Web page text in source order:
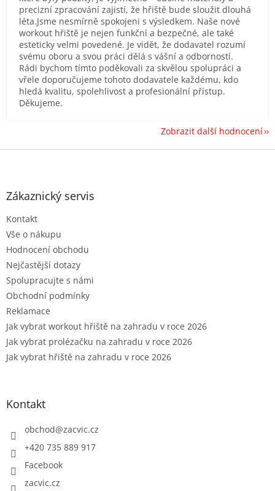
precizní zpracování zajistí, že hřiště bude sloužit dlouhá
léta.Jsme nesmírně spokojeni s výsledkem. Naše nové
workout hřiště je nejen funkční a bezpečné, ale také
esteticky velmi povedené. Je vidět, že dodavatel rozumí
svému oboru a svou práci dělá s vášní a odborností.
Rádi bychom tímto poděkovali za skvělou spolupráci a
vřele doporučujeme tohoto dodavatele každému, kdo
hledá kvalitu, spolehlivost a profesionální přístup.
Děkujeme.
Zobrazit další hodnocení
Z
Zákaznický servis
Kontakt
Vše o nákupu
Hodnocení obchodu
Nejčastější dotazy
Spolupracujte s námi
Obchodní podmínky
Reklamace
Jak vybrat workout hřiště na zahradu v roce 2026
Jak vybrat prolézačku na zahradu v roce 2026
Jak vybrat hřiště na zahradu v roce 2026
Kontakt
obchod@zacvic.cz
+420 735 889 917
Facebook
zacvic.cz